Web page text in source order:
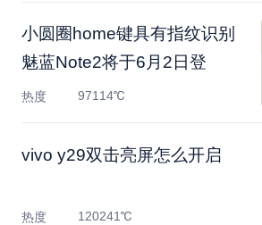
小圆圈home键具有指纹识别
魅蓝Note2将于6月2日登
热度 97114℃
vivo y29双击亮屏怎么开启
热度 120241℃